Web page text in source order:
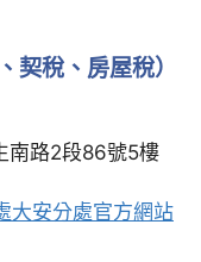
契稅、房屋稅）
南路2段86號5樓
大安分處官方網站